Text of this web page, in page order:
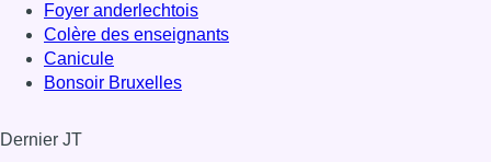
Foyer anderlechtois
Colère des enseignants
Canicule
Bonsoir Bruxelles
Dernier JT